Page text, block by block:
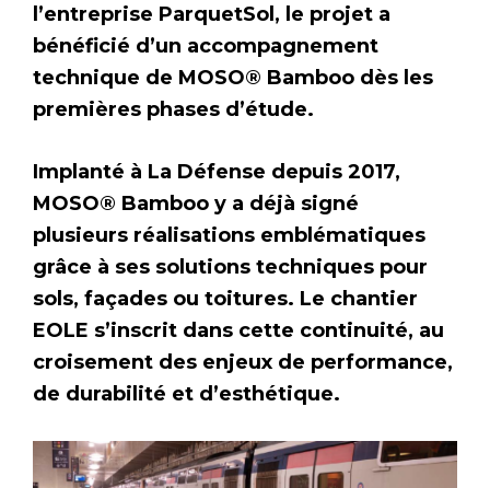
l’entreprise ParquetSol, le projet a
bénéficié d’un accompagnement
technique de MOSO® Bamboo dès les
premières phases d’étude.
Implanté à La Défense depuis 2017,
MOSO® Bamboo y a déjà signé
plusieurs réalisations emblématiques
grâce à ses solutions techniques pour
sols, façades ou toitures. Le chantier
EOLE s’inscrit dans cette continuité, au
croisement des enjeux de performance,
de durabilité et d’esthétique.